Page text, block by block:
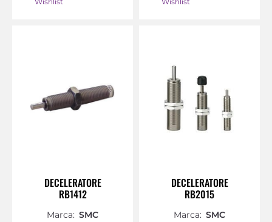
DECELERATORE
RB1412
Marca: SMC
DECELERATORE
RB2015
Marca: SMC